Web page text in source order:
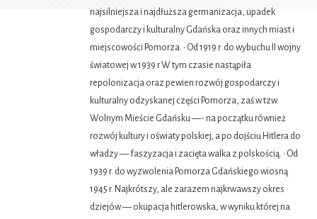
najsilniejsza i najdłuższa germanizacja, upadek
gospodarczy i kulturalny Gdańska oraz innych miast i
miejscowości Pomorza. • Od 1919 r. do wybuchu II wojny
światowej w 1939 r W tym czasie nastąpiła
repolonizacja oraz pewien rozwój gospodarczy i
kulturalny odzyskanej części Pomorza, zaś w tzw.
Wolnym Mieście Gdańsku —- na początku również
rozwój kultury i oświaty polskiej, a po dojściu Hitlera do
władzy — faszyzacja i zacięta walka z polskością. • Od
1939 r. do wyzwolenia Pomorza Gdańskiego wiosną
1945 r. Najkrótszy, ale zarazem najkrwawszy okres
dziejów — okupacja hitlerowska, w wyniku której na